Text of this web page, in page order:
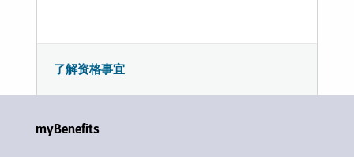
了解资格事宜
myBenefits